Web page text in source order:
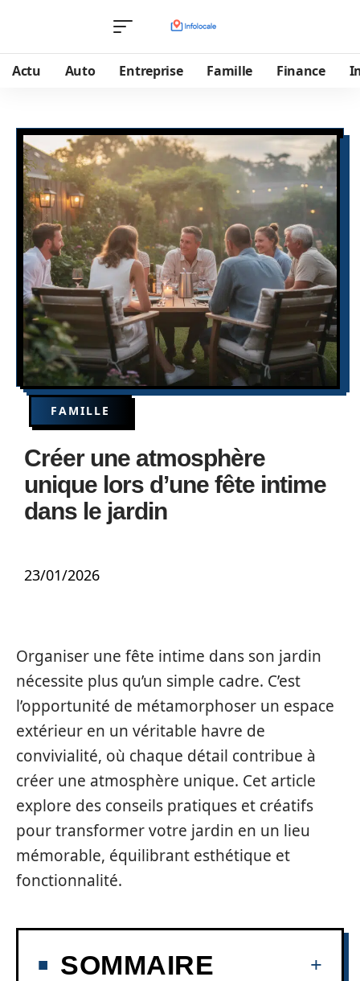
Actu Auto Entreprise Famille Finance
FAMILLE
Créer une atmosphère
unique lors d’une fête intime
dans le jardin
23/01/2026
Organiser une fête intime dans son jardin
nécessite plus qu’un simple cadre. C’est
l’opportunité de métamorphoser un espace
extérieur en un véritable havre de
convivialité, où chaque détail contribue à
créer une atmosphère unique. Cet article
explore des conseils pratiques et créatifs
pour transformer votre jardin en un lieu
mémorable, équilibrant esthétique et
fonctionnalité.
SOMMAIRE